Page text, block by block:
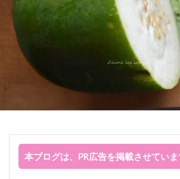
本ブログは、PR広告を掲載させていま